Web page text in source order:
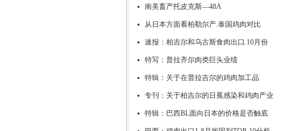
南美畜产托皮克斯—48A
从日本方面看柏勒尔产.泰国鸡肉对比
速报：柏吉尔和乌古斯食肉出口.10月份
特写：普拉齐尔肉类巨头业绩
特辑：关于在普拉吉尔的鸡肉加工品
专刊：关于柏吉尔的日冕感染和鸡肉产业
特辑：巴西BL面向日本的价格是否触底